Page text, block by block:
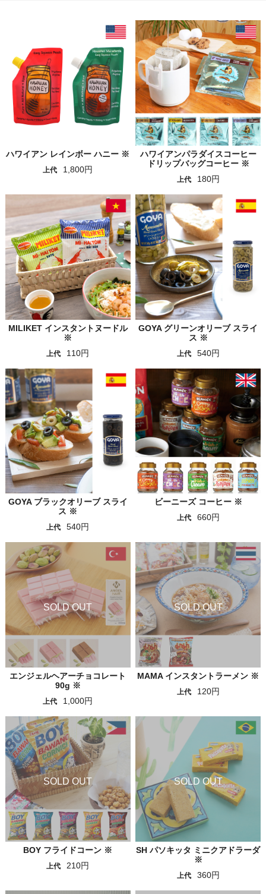
ハワイアン レインボー ハニー ※
上代 1,800円
ハワイアンパラダイスコーヒー
ドリップバッグコーヒー ※
上代 180円
MILIKET インスタントヌードル
※
上代 110円
GOYA グリーンオリーブ スライ
ス ※
上代 540円
GOYA ブラックオリーブ スライ
ス ※
上代 540円
ビーニーズ コーヒー ※
上代 660円
エンジェルヘアーチョコレート
90g ※
上代 1,000円
MAMA インスタントラーメン ※
上代 120円
BOY フライドコーン ※
上代 210円
SH パソキッタ ミニクアドラーダ
※
上代 360円